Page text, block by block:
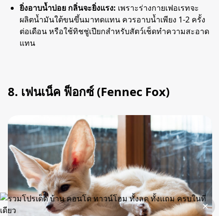
ยิ่งอาบน้ำบ่อย กลิ่นจะยิ่งแรง: เพราะร่างกายเฟอเรทจะ
ผลิตน้ำมันใต้ขนขึ้นมาทดแทน ควรอาบน้ำเพียง 1-2 ครั้ง
ต่อเดือน หรือใช้ทิชชู่เปียกสำหรับสัตว์เช็ดทำความสะอาด
แทน
8. เฟนเน็ค ฟ็อกซ์ (Fennec Fox)